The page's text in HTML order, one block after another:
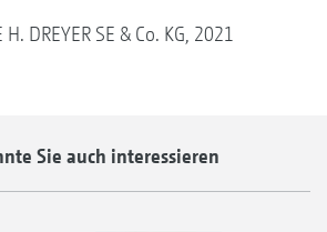
DREYER SE & Co. KG, 2021
Sie auch interessieren